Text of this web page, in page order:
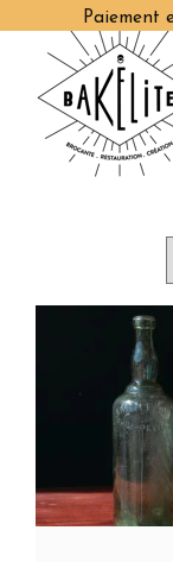
Paiement